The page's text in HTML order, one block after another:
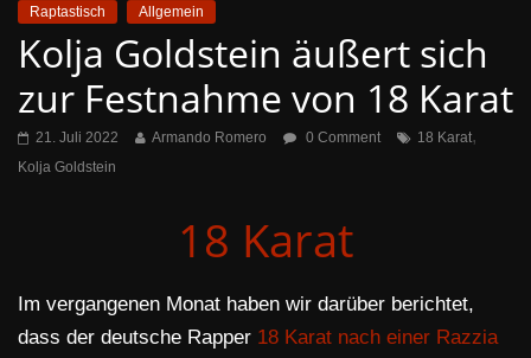
Raptastisch Allgemein
Kolja Goldstein äußert sich
zur Festnahme von 18 Karat
21. Juli 2022 Armando Romero 0 Comment 18 Karat,
Kolja Goldstein
18 Karat
Im vergangenen Monat haben wir darüber berichtet,
dass der deutsche Rapper 18 Karat nach einer Razzia